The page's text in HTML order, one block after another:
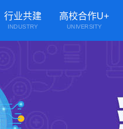
行业共建
INDUSTRY
高校合作U+
UNIVERSITY